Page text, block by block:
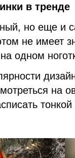
в
но еще и
не имеет
одном
на